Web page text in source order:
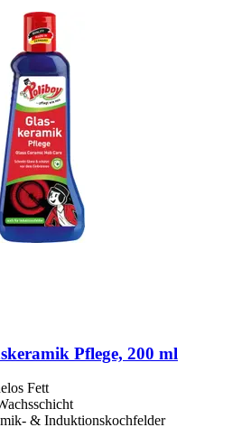
Pflege, 200 ml
Fett
& Induktionskochfelder